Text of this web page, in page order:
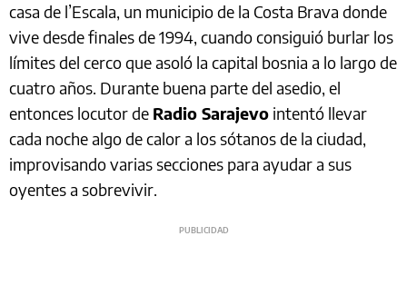
casa de l’Escala, un municipio de la Costa Brava donde
vive desde finales de 1994, cuando consiguió burlar los
límites del cerco que asoló la capital bosnia a lo largo de
cuatro años. Durante buena parte del asedio, el
entonces locutor de Radio Sarajevo intentó llevar
cada noche algo de calor a los sótanos de la ciudad,
improvisando varias secciones para ayudar a sus
oyentes a sobrevivir.